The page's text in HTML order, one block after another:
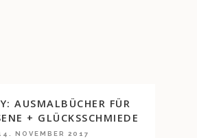
AUSMALBÜCHER FÜR
+ GLÜCKSSCHMIEDE
NOVEMBER 2017